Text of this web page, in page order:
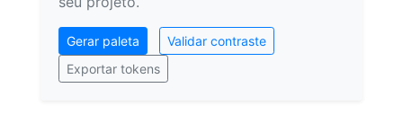
Gerar paleta
Validar contraste
Exportar tokens